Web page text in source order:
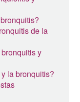
de la
y
la bronquitis?